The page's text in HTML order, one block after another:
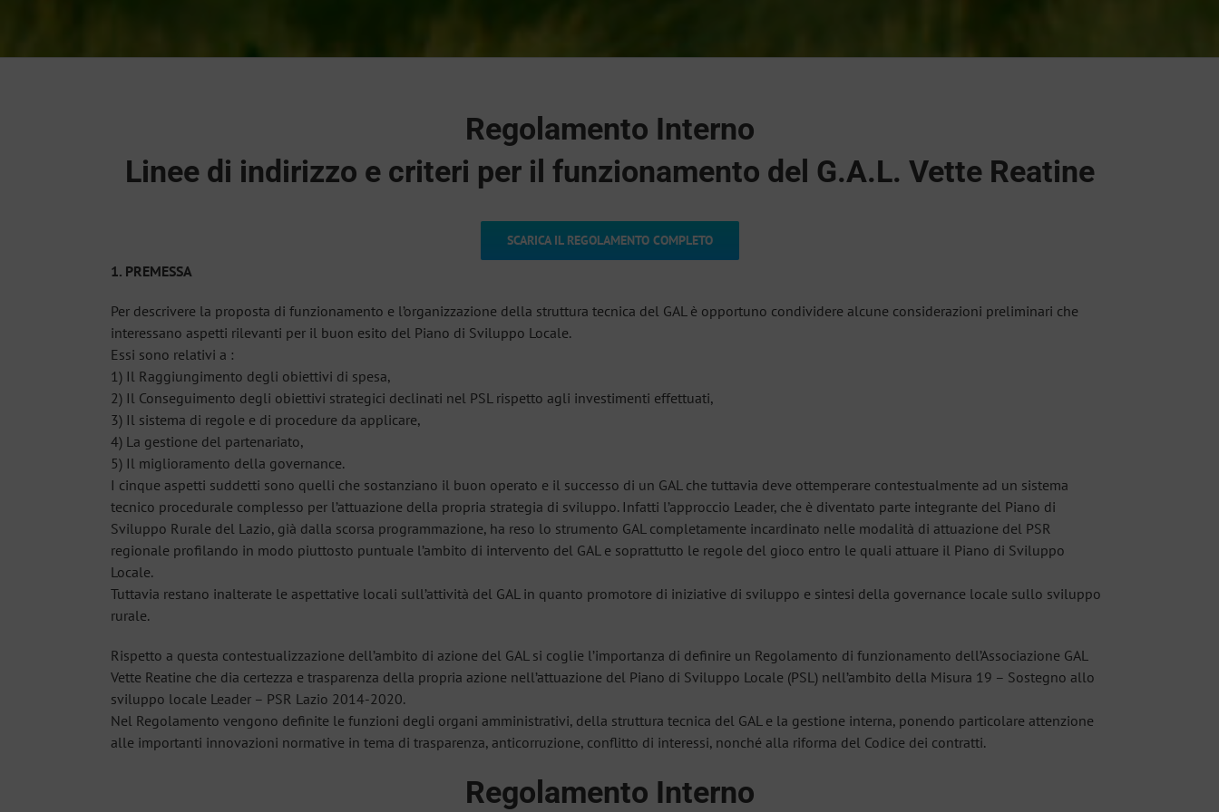
Regolamento Interno
Linee di indirizzo e criteri per il funzionamento del G.A.L. Vette Reatine
SCARICA IL REGOLAMENTO COMPLETO
1. PREMESSA
Per descrivere la proposta di funzionamento e l’organizzazione della struttura tecnica del GAL è opportuno condividere alcune considerazioni preliminari che
interessano aspetti rilevanti per il buon esito del Piano di Sviluppo Locale.
Essi sono relativi a :
1) Il Raggiungimento degli obiettivi di spesa,
2) Il Conseguimento degli obiettivi strategici declinati nel PSL rispetto agli investimenti effettuati,
3) Il sistema di regole e di procedure da applicare,
4) La gestione del partenariato,
5) Il miglioramento della governance.
I cinque aspetti suddetti sono quelli che sostanziano il buon operato e il successo di un GAL che tuttavia deve ottemperare contestualmente ad un sistema
tecnico procedurale complesso per l’attuazione della propria strategia di sviluppo. Infatti l’approccio Leader, che è diventato parte integrante del Piano di
Sviluppo Rurale del Lazio, già dalla scorsa programmazione, ha reso lo strumento GAL completamente incardinato nelle modalità di attuazione del PSR
regionale profilando in modo piuttosto puntuale l’ambito di intervento del GAL e soprattutto le regole del gioco entro le quali attuare il Piano di Sviluppo
Locale.
Tuttavia restano inalterate le aspettative locali sull’attività del GAL in quanto promotore di iniziative di sviluppo e sintesi della governance locale sullo sviluppo
rurale.
Rispetto a questa contestualizzazione dell’ambito di azione del GAL si coglie l’importanza di definire un Regolamento di funzionamento dell’Associazione GAL
Vette Reatine che dia certezza e trasparenza della propria azione nell’attuazione del Piano di Sviluppo Locale (PSL) nell’ambito della Misura 19 – Sostegno allo
sviluppo locale Leader – PSR Lazio 2014-2020.
Nel Regolamento vengono definite le funzioni degli organi amministrativi, della struttura tecnica del GAL e la gestione interna, ponendo particolare attenzione
alle importanti innovazioni normative in tema di trasparenza, anticorruzione, conflitto di interessi, nonché alla riforma del Codice dei contratti.
Regolamento Interno